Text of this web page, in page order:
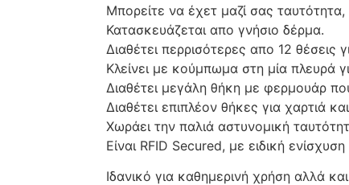
Μπορείτε να έχετ μαζί σας
Κατασκευάζεται απο γνήσιο δέρμα.
Διαθέτει περρισότερες απο 12 θέσεις
Κλείνει με κούμπωμα στη μία πλευρά
Διαθέτει μεγάλη θήκη με φερμουάρ
Διαθέτει επιπλέον θήκες για χαρτιά
Χωράει την παλιά αστυνομική
Είναι RFID Secured, με ειδική
Ιδανικό για καθημερινή χρήση αλλά